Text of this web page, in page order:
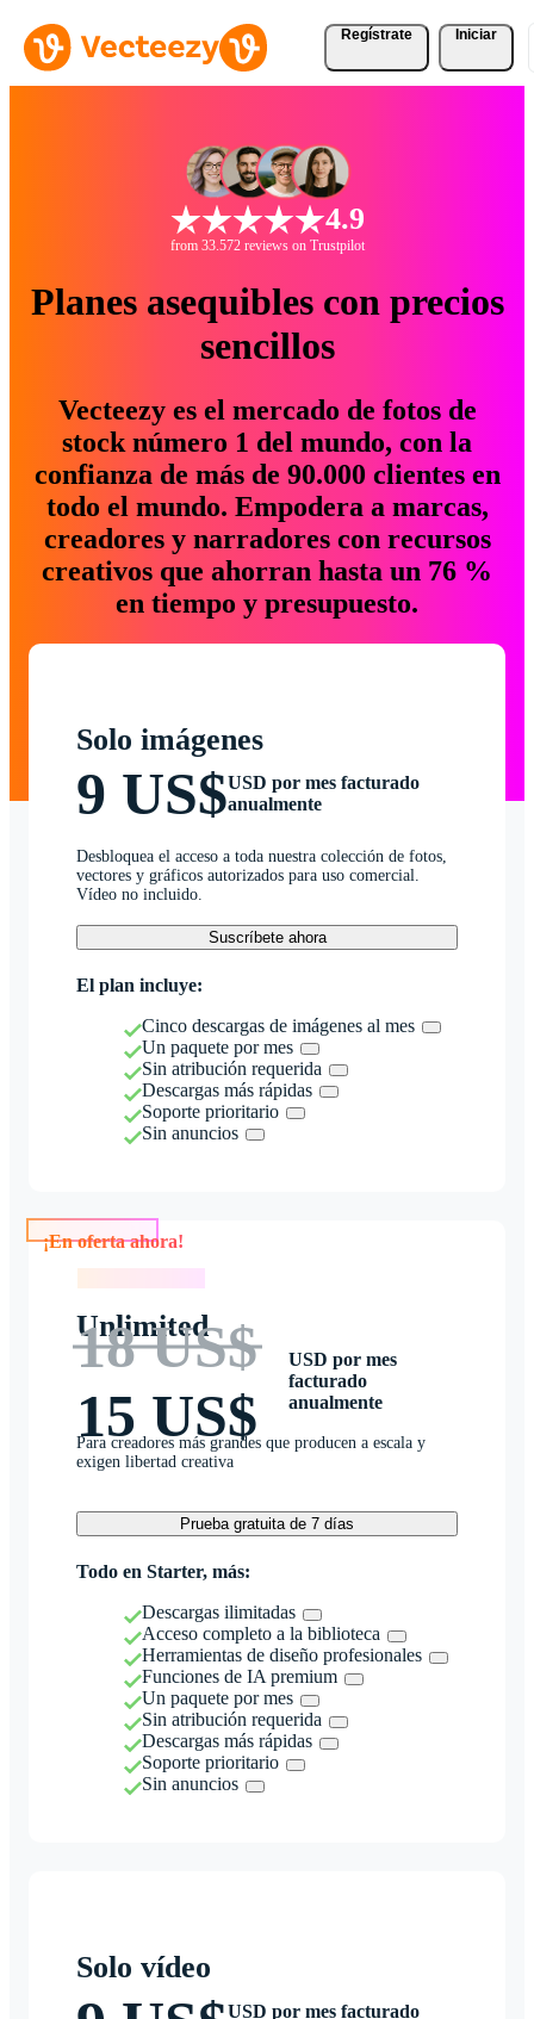
Regístrate Iniciar
4.9
from 33.572 reviews on Trustpilot
Planes asequibles con precios
sencillos
Vecteezy es el mercado de fotos de
stock número 1 del mundo, con la
confianza de más de 90.000 clientes en
todo el mundo. Empodera a marcas,
creadores y narradores con recursos
creativos que ahorran hasta un 76 %
en tiempo y presupuesto.
Solo imágenes
9 US$USD por mes facturado
anualmente
Desbloquea el acceso a toda nuestra colección de fotos,
vectores y gráficos autorizados para uso comercial.
Vídeo no incluido.
Suscríbete ahora
El plan incluye:
Cinco descargas de imágenes al mes
Un paquete por mes
Sin atribución requerida
Descargas más rápidas
Soporte prioritario
Sin anuncios
Unlimited
18 US$
15 US$
USD por mes
facturado
anualmente
Para creadores más grandes que producen a escala y
exigen libertad creativa
Prueba gratuita de 7 días
Todo en Starter, más:
Descargas ilimitadas
Acceso completo a la biblioteca
Herramientas de diseño profesionales
Funciones de IA premium
Un paquete por mes
Sin atribución requerida
Descargas más rápidas
Soporte prioritario
Sin anuncios
Solo vídeo
USD por mes facturado